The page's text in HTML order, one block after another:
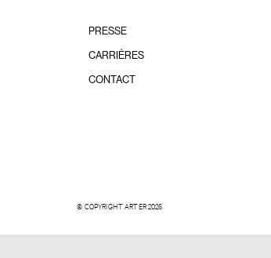
PRESSE
CARRIÈRES
CONTACT
© COPYRIGHT ARTER 2026